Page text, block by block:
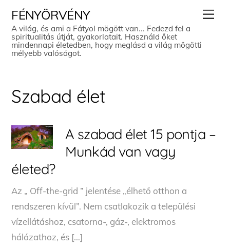
content
FÉNYÖRVÉNY
A világ, és ami a Fátyol mögött van... Fedezd fel a
spiritualitás útját, gyakorlatait. Használd őket
mindennapi életedben, hogy meglásd a világ mögötti
mélyebb valóságot.
Szabad élet
A szabad élet 15 pontja –
Munkád van vagy
életed?
Az „ Off-the-grid ” jelentése „élhető otthon a
rendszeren kívül”. Nem csatlakozik a települési
vízellátáshoz, csatorna-, gáz-, elektromos
hálózathoz, és […]